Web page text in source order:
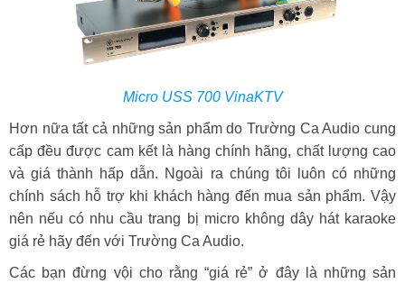
Micro USS 700 VinaKTV
Hơn nữa tất cả những sản phẩm do Trường Ca Audio cung
cấp đều được cam kết là hàng chính hãng, chất lượng cao
và giá thành hấp dẫn. Ngoài ra chúng tôi luôn có những
chính sách hỗ trợ khi khách hàng đến mua sản phẩm. Vậy
nên nếu có nhu cầu trang bị micro không dây hát karaoke
giá rẻ hãy đến với Trường Ca Audio.
Các bạn đừng vội cho rằng “giá rẻ” ở đây là những sản